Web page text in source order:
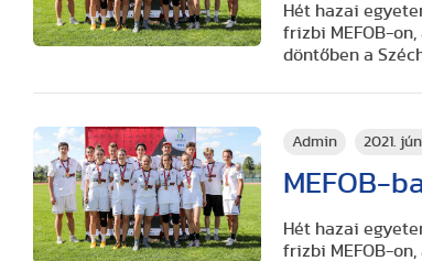
Hét hazai
frizbi MEFOB-
döntőben a
Admin 2021.
MEFOB-
Hét hazai
frizbi MEFOB-